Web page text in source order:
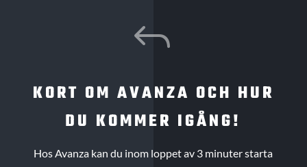
J
KORT OM AVANZA OCH HUR
DU KOMMER IGÅNG!
Hos Avanza kan du inom loppet av 3 minuter starta